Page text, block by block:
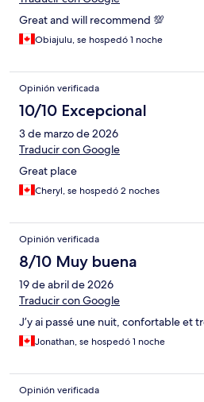
Great and will recommend 💯
Obiajulu, se hospedó 1 noche
Opinión verificada
10/10 Excepcional
3 de marzo de 2026
Traducir con Google
Great place
Cheryl, se hospedó 2 noches
Opinión verificada
8/10 Muy buena
19 de abril de 2026
Traducir con Google
J’y ai passé une nuit, confortable et
Jonathan, se hospedó 1 noche
Opinión verificada